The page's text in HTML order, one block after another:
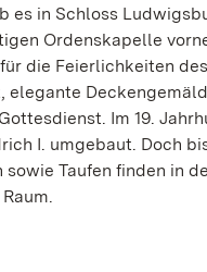
es in Schloss
Ordenskapelle
die Feierlichkeiten
elegante
Im 19.
I. umgebaut. Doch
sowie Taufen finden in